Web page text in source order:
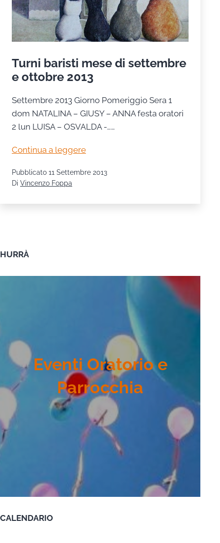
Turni baristi mese di settembre
e ottobre 2013
Settembre 2013 Giorno Pomeriggio Sera 1
dom NATALINA – GIUSY – ANNA festa oratori
2 lun LUISA – OSVALDA -……
Continua a leggereTurni
mese
settembre
Pubblicato 11 Settembre 2013
Di Vincenzo Foppa
HURRÀ
Eventi Oratorio e
Parrocchia
CALENDARIO